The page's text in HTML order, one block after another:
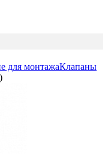
для монтажаКлапаны